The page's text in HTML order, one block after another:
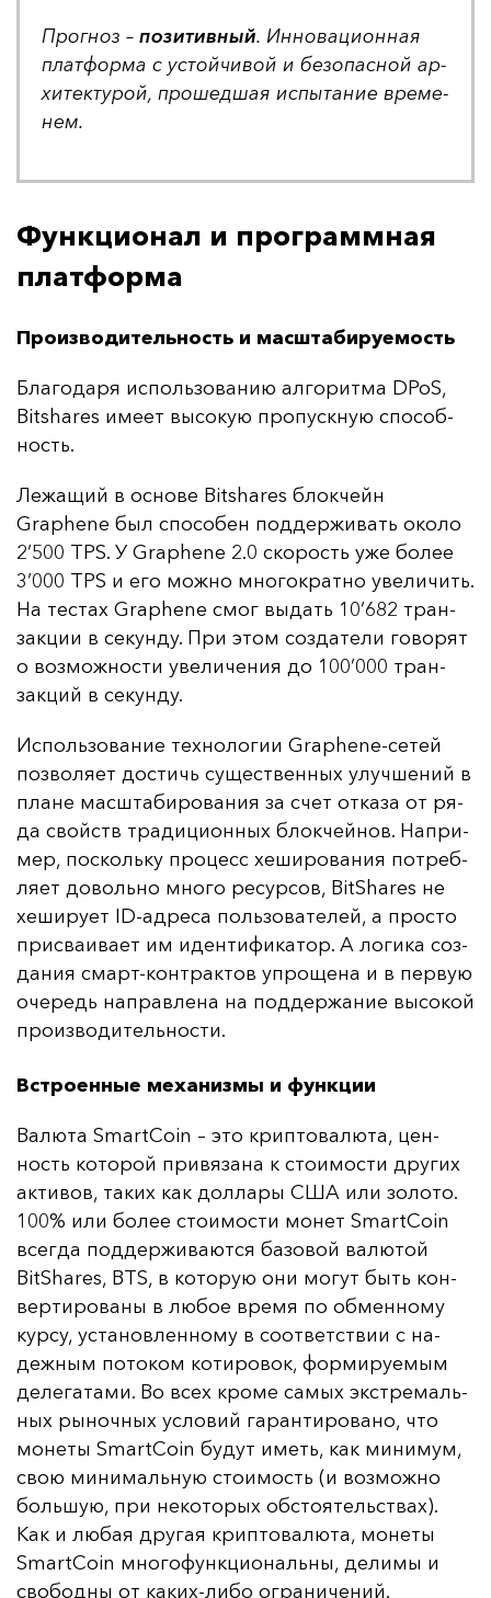
Прог­ноз – по­зи­тив­ный. Ин­но­ва­ци­он­ная
плат­фор­ма с ус­той­чи­вой и бе­зо­пас­ной ар­
хи­тек­ту­рой, про­шед­шая ис­пы­та­ние вре­ме­
нем.
Функционал и программная
платформа
Производительность и масштабируемость
Бла­го­да­ря ис­поль­зо­ва­нию ал­го­рит­ма DPoS,
Bitshares име­ет вы­со­кую про­пус­кную спо­соб­
ность.
Ле­жа­щий в ос­но­ве Bitshares блок­чейн
Graphene был спо­со­бен под­дер­жи­вать око­ло
2’500 TPS. У Graphene 2.0 ско­рость уже бо­лее
3’000 TPS и его мож­но мно­гок­рат­но уве­ли­чить.
На тес­тах Graphene смог вы­дать 10’682 тран­
зак­ции в се­кун­ду. При этом соз­да­те­ли го­во­рят
о воз­мож­нос­ти уве­ли­че­ния до 100’000 тран­
зак­ций в се­кун­ду.
Ис­поль­зо­ва­ние тех­но­ло­гии Graphene-се­тей
поз­во­ля­ет дос­тичь су­щес­твен­ных улуч­ше­ний в
пла­не мас­шта­би­ро­ва­ния за счет от­ка­за от ря­
да свой­ств тра­ди­ци­он­ных блок­чей­нов. Нап­ри­
мер, пос­коль­ку про­цесс хе­ши­ро­ва­ния пот­реб­
ля­ет до­воль­но мно­го ре­сур­сов, BitShares не
хе­ши­ру­ет ID-ад­ре­са поль­зо­ва­те­лей, а прос­то
прис­ва­ива­ет им иден­ти­фи­ка­тор. А ло­ги­ка соз­
да­ния смарт-кон­трак­тов уп­ро­ще­на и в пер­вую
оче­редь нап­рав­ле­на на под­дер­жа­ние вы­со­кой
про­из­во­ди­тель­нос­ти.
Встроенные механизмы и функции
Ва­лю­та SmartCoin – это крип­то­ва­лю­та, цен­
ность ко­то­рой при­вя­за­на к сто­имос­ти дру­гих
ак­ти­вов, та­ких как дол­ла­ры США или зо­ло­то.
100% или бо­лее сто­имос­ти мо­нет SmartCoin
всег­да под­дер­жи­ва­ют­ся ба­зо­вой ва­лю­той
BitShares, BTS, в ко­то­рую они мо­гут быть кон­
вер­ти­ро­ва­ны в лю­бое вре­мя по об­мен­но­му
кур­су, ус­та­нов­лен­но­му в со­от­ветс­твии с на­
деж­ным по­то­ком ко­ти­ро­вок, фор­ми­ру­емым
де­ле­га­та­ми. Во всех кро­ме са­мых экс­тре­маль­
ных ры­ноч­ных ус­ло­вий га­ран­ти­ро­ва­но, что
мо­не­ты SmartCoin бу­дут иметь, как ми­ни­мум,
свою ми­ни­маль­ную сто­имость (и воз­мож­но
боль­шую, при не­ко­то­рых об­сто­ятель­ствах).
Как и лю­бая дру­гая крип­то­ва­лю­та, мо­не­ты
SmartCoin мно­го­фун­кци­ональ­ны, де­ли­мы и
сво­бод­ны от ка­ких-ли­бо ог­ра­ни­че­ний.